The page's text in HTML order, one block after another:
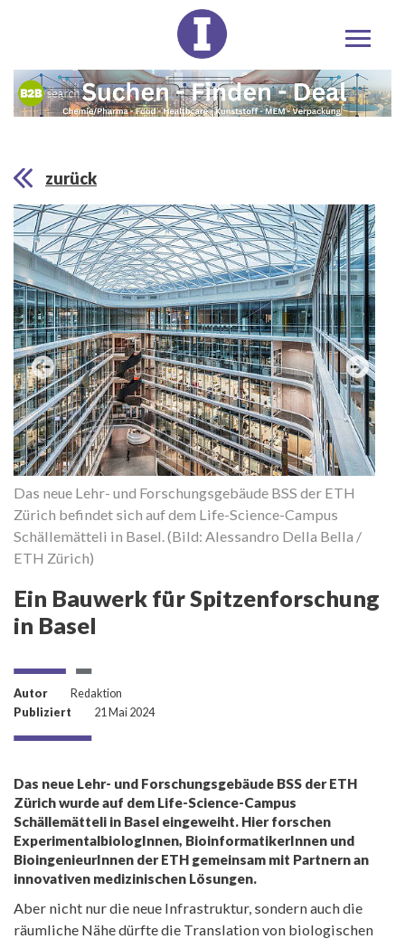
zurück
Das neue Lehr- und Forschungsgebäude BSS der ETH
Zürich befindet sich auf dem Life-Science-Campus
Schällemätteli in Basel. (Bild: Alessandro Della Bella /
ETH Zürich)
Ein Bauwerk für Spitzenforschung
in Basel
Autor
Redaktion
Publiziert
21 Mai 2024
Das neue Lehr- und Forschungsgebäude BSS der ETH
Zürich wurde auf dem Life-Science-Campus
Schällemätteli in Basel eingeweiht. Hier forschen
ExperimentalbiologInnen, BioinformatikerInnen und
BioingenieurInnen der ETH gemeinsam mit Partnern an
innovativen medizinischen Lösungen.
Aber nicht nur die neue Infrastruktur, sondern auch die
räumliche Nähe dürfte die Translation von biologischen